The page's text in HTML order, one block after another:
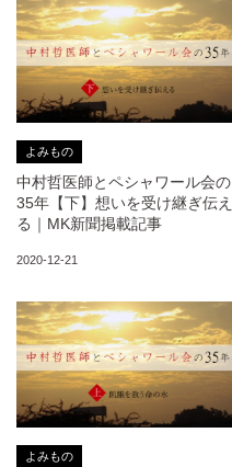
よみもの
中村哲医師とペシャワール会の
35年【下】想いを受け継ぎ伝え
る｜MK新聞掲載記事
2020-12-21
よみもの